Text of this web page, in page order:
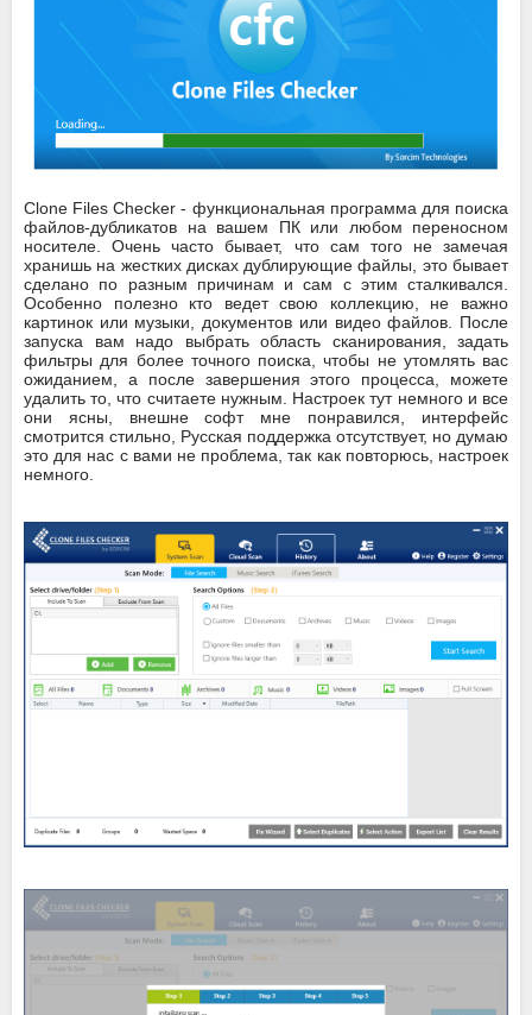
Clone Files Checker - функциональная программа для поиска
файлов-дубликатов на вашем ПК или любом переносном
носителе. Очень часто бывает, что сам того не замечая
хранишь на жестких дисках дублирующие файлы, это бывает
сделано по разным причинам и сам с этим сталкивался.
Особенно полезно кто ведет свою коллекцию, не важно
картинок или музыки, документов или видео файлов. После
запуска вам надо выбрать область сканирования, задать
фильтры для более точного поиска, чтобы не утомлять вас
ожиданием, а после завершения этого процесса, можете
удалить то, что считаете нужным. Настроек тут немного и все
они ясны, внешне софт мне понравился, интерфейс
смотрится стильно, Русская поддержка отсутствует, но думаю
это для нас с вами не проблема, так как повторюсь, настроек
немного.